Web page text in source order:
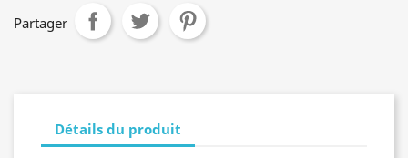
Partager
Détails du produit